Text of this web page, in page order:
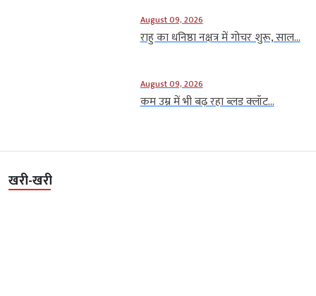
August 09, 2026
राहु का धनिष्ठा नक्षत्र में गोचर शुरू, साल...
August 09, 2026
कम उम्र में भी बढ़ रहा ब्लड क्लॉट...
खरी-खरी